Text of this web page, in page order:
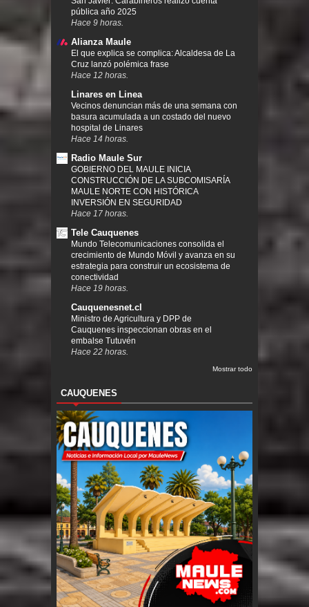
pública año 2025
Hace 9 horas.
Alianza Maule
El que explica se complica: Alcaldesa de La
Cruz lanzó polémica frase
Hace 12 horas.
Linares en Linea
Vecinos denuncian más de una semana con
basura acumulada a un costado del nuevo
hospital de Linares
Hace 14 horas.
Radio Maule Sur
GOBIERNO DEL MAULE INICIA
CONSTRUCCIÓN DE LA SUBCOMISARÍA
MAULE NORTE CON HISTÓRICA
INVERSIÓN EN SEGURIDAD
Hace 17 horas.
Tele Cauquenes
Mundo Telecomunicaciones consolida el
crecimiento de Mundo Móvil y avanza en su
estrategia para construir un ecosistema de
conectividad
Hace 19 horas.
Cauquenesnet.cl
Ministro de Agricultura y DPP de
Cauquenes inspeccionan obras en el
embalse Tutuvén
Hace 22 horas.
Mostrar todo
CAUQUENES